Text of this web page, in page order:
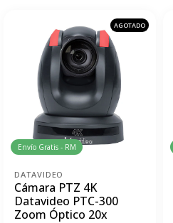
AGOTADO
Envío Gratis - RM
DATAVIDEO
Cámara PTZ 4K
Datavideo PTC-300
Zoom Óptico 20x